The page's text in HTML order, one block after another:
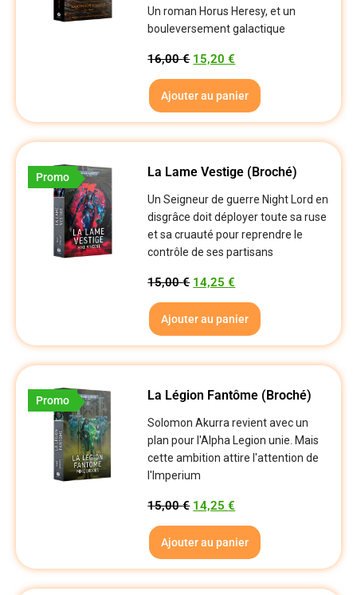
Un roman Horus Heresy, et un
bouleversement galactique
16,00€ 15,20€
Ajouter au panier
Promo La Lame Vestige (broché)
Un Seigneur de guerre Night Lord en
disgrâce doit déployer toute sa ruse
et sa cruauté pour reprendre le
contrôle de ses partisans
15,00€ 14,25€
Ajouter au panier
Promo La Légion Fantôme (broché)
Solomon Akurra revient avec un
plan pour l'Alpha Legion unie. Mais
cette ambition attire l'attention de
l'Imperium
15,00€ 14,25€
Ajouter au panier